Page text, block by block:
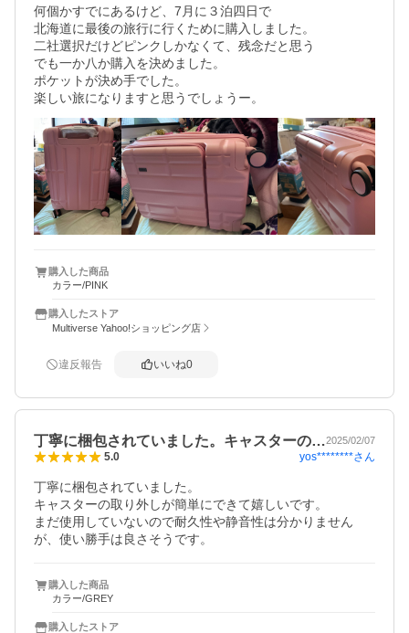
何個かすでにあるけど、7月に３泊四日で
北海道に最後の旅行に行くために購入しました。
二社選択だけどピンクしかなくて、残念だと思う
でも一か八か購入を決めました。
ポケットが決め手でした。
楽しい旅になりますと思うでしょうー。
購入した商品
カラー/PINK
購入したストア
Multiverse Yahoo!ショッピング店
違反報告 いいね0
丁寧に梱包されていました。キャスターの…2025/02/07
5.0 yos********さん
丁寧に梱包されていました。
キャスターの取り外しが簡単にできて嬉しいです。
まだ使用していないので耐久性や静音性は分かりません
が、使い勝手は良さそうです。
購入した商品
カラー/GREY
購入したストア